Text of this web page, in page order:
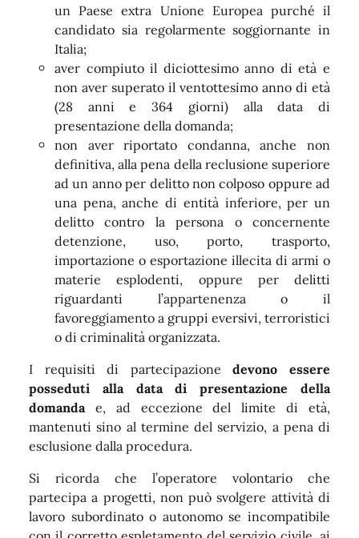
un Paese extra Unione Europea purché il
candidato sia regolarmente soggiornante in
Italia;
aver compiuto il diciottesimo anno di età e
non aver superato il ventottesimo anno di età
(28 anni e 364 giorni) alla data di
presentazione della domanda;
non aver riportato condanna, anche non
definitiva, alla pena della reclusione superiore
ad un anno per delitto non colposo oppure ad
una pena, anche di entità inferiore, per un
delitto contro la persona o concernente
detenzione, uso, porto, trasporto,
importazione o esportazione illecita di armi o
materie esplodenti, oppure per delitti
riguardanti l’appartenenza o il
favoreggiamento a gruppi eversivi, terroristici
o di criminalità organizzata.
I requisiti di partecipazionedevono essere
posseduti alla data di presentazione della
domanda e, ad eccezione del limite di età,
mantenuti sino al termine del servizio, a pena di
esclusione dalla procedura.
Si ricorda che l’operatore volontario che
partecipa a progetti, non può svolgere attività di
lavoro subordinato o autonomo se incompatibile